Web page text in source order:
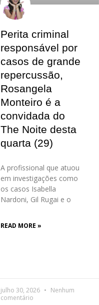
Perita criminal
responsável por
casos de grande
repercussão,
Rosangela
Monteiro é a
convidada do
The Noite desta
quarta (29)
A profissional que atuou
em investigações como
os casos Isabella
Nardoni, Gil Rugai e o
READ MORE »
julho 30, 2026
Nenhum
comentário